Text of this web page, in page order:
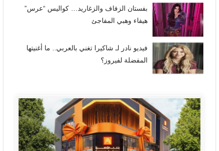
بفستان الزفاف والزغاريد… كواليس “عرس”
هيفاء وهبي المفاجئ
فيديو نادر لـ شاكيرا تغني بالعربي.. ما أغنيتها
المفضلة لفيروز؟